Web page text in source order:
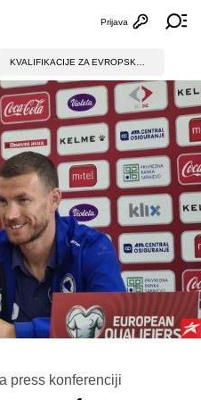
Otvori
Prijava
press konferenciji